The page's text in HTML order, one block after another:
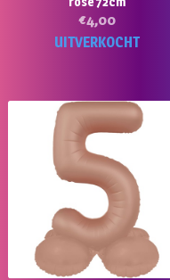
€4,00
UITVERKOCHT